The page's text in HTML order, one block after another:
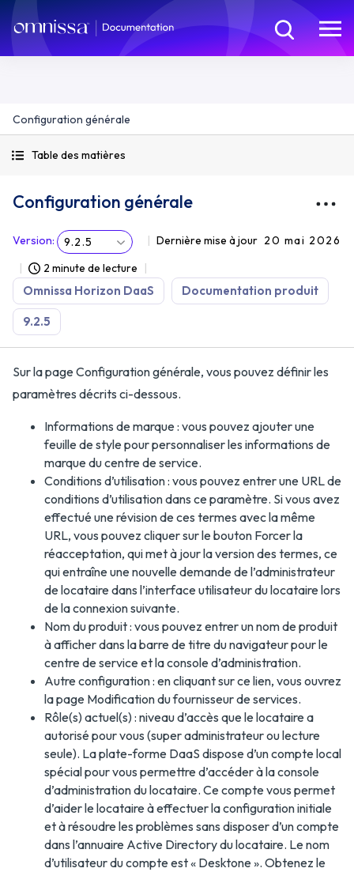
Configuration générale
Table des matières
Configuration générale
Version: 9.2.5 Dernière mise à jour 20 mai 2026
2 minute de lecture
Omnissa Horizon DaaS Documentation produit
9.2.5
Sur la page Configuration générale, vous pouvez définir les
paramètres décrits ci-dessous.
Informations de marque : vous pouvez ajouter une
feuille de style pour personnaliser les informations de
marque du centre de service.
Conditions d’utilisation : vous pouvez entrer une URL de
conditions d’utilisation dans ce paramètre. Si vous avez
effectué une révision de ces termes avec la même
URL, vous pouvez cliquer sur le bouton Forcer la
réacceptation, qui met à jour la version des termes, ce
qui entraîne une nouvelle demande de l’administrateur
de locataire dans l’interface utilisateur du locataire lors
de la connexion suivante.
Nom du produit : vous pouvez entrer un nom de produit
à afficher dans la barre de titre du navigateur pour le
centre de service et la console d’administration.
Autre configuration : en cliquant sur ce lien, vous ouvrez
la page Modification du fournisseur de services.
Rôle(s) actuel(s) : niveau d’accès que le locataire a
autorisé pour vous (super administrateur ou lecture
seule). La plate-forme DaaS dispose d’un compte local
spécial pour vous permettre d’accéder à la console
d’administration du locataire. Ce compte vous permet
d’aider le locataire à effectuer la configuration initiale
et à résoudre les problèmes sans disposer d’un compte
dans l’annuaire Active Directory du locataire. Le nom
d’utilisateur du compte est « Desktone ». Obtenez le